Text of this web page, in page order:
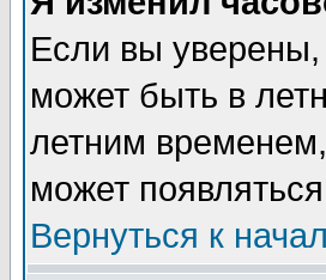
Если вы уверены,
может быть в
летним
может
Вернуться к